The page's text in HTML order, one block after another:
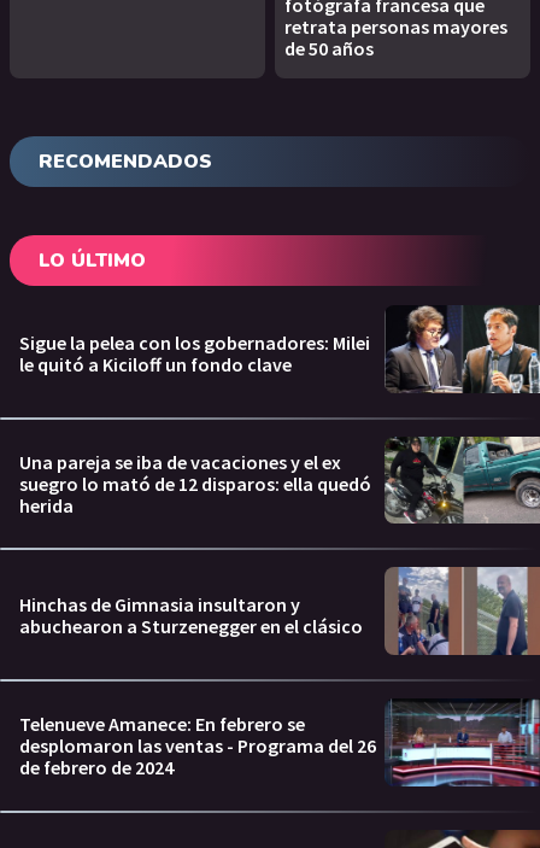
fotógrafa francesa que
retrata personas mayores
de 50 años
RECOMENDADOS
LO ÚLTIMO
Sigue la pelea con los gobernadores: Milei
le quitó a Kiciloff un fondo clave
Una pareja se iba de vacaciones y el ex
suegro lo mató de 12 disparos: ella quedó
herida
Hinchas de Gimnasia insultaron y
abuchearon a Sturzenegger en el clásico
Telenueve Amanece: En febrero se
desplomaron las ventas - Programa del 26
de febrero de 2024